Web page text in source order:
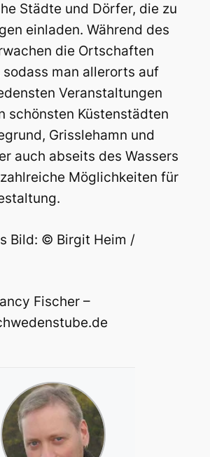
Städte und Dörfer, die zu
einladen. Während des
die Ortschaften
sodass man allerorts auf
Veranstaltungen
schönsten Küstenstädten
Grisslehamn und
auch abseits des Wassers
Möglichkeiten für
Bild: © Birgit Heim /
Fischer –